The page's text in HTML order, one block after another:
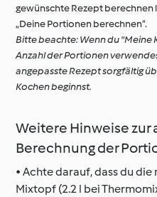
gewünschte Rezept berechnen
„Deine Portionen berechnen“.
Bitte beachte: Wenn du "Meine
Anzahl der Portionen
angepasste Rezept sorgfältig
Kochen beginnst.
Weitere Hinweise
Berechnung der
• Achte darauf, dass du
Mixtopf (2.2 l bei